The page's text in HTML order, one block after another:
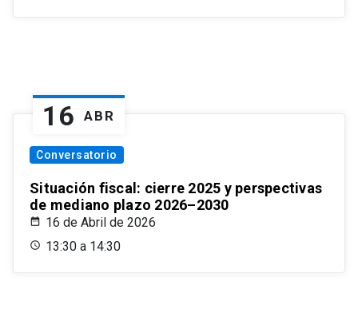
16 ABR
Conversatorio
Situación fiscal: cierre 2025 y perspectivas
de mediano plazo 2026–2030
16 de Abril de 2026
13:30 a 14:30